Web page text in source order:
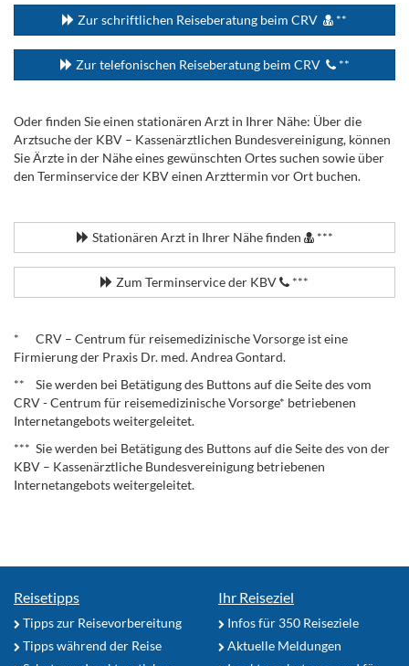
Zur schriftlichen Reiseberatung beim CRV **
Zur telefonischen Reiseberatung beim CRV **
Oder finden Sie einen stationären Arzt in Ihrer Nähe: Über die
Arztsuche der KBV – Kassenärztlichen Bundesvereinigung, können
Sie Ärzte in der Nähe eines gewünschten Ortes suchen sowie über
den Terminservice der KBV einen Arzttermin vor Ort buchen.
Stationären Arzt in Ihrer Nähe finden ***
Zum Terminservice der KBV ***
* CRV – Centrum für reisemedizinische Vorsorge ist eine
Firmierung der Praxis Dr. med. Andrea Gontard.
** Sie werden bei Betätigung des Buttons auf die Seite des vom
CRV - Centrum für reisemedizinische Vorsorge* betriebenen
Internetangebots weitergeleitet.
*** Sie werden bei Betätigung des Buttons auf die Seite des von der
KBV – Kassenärztliche Bundesvereinigung betriebenen
Internetangebots weitergeleitet.
Reisetipps
Tipps zur Reisevorbereitung
Tipps während der Reise
Ihr Reiseziel
Infos für 350 Reiseziele
Aktuelle Meldungen